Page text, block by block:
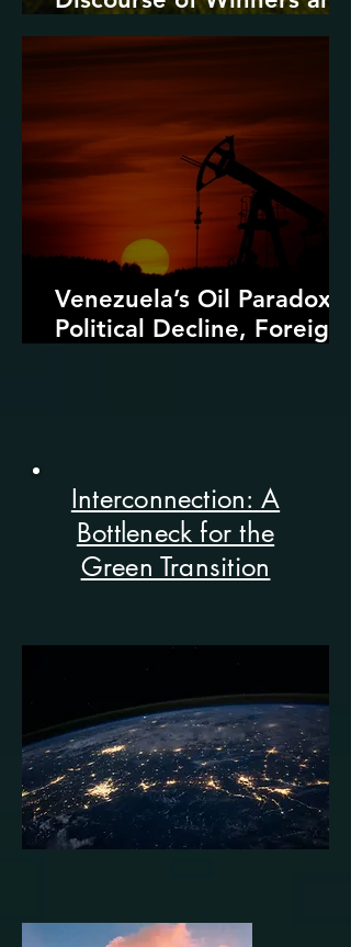
Losers
Venezuela’s Oil Paradox:
Political Decline, Foreign
Interconnection: A
Bottleneck for the
Green Transition